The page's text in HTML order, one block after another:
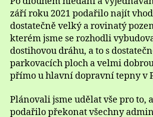
září roku 2021 podařilo najít
dostatečně velký a rovinatý
kterém jsme se rozhodli
dostihovou dráhu, a to s
parkovacích ploch a velmi
přímo u hlavní dopravní tepny v
Plánovali jsme udělat vše pro to,
podařilo překonat všechny